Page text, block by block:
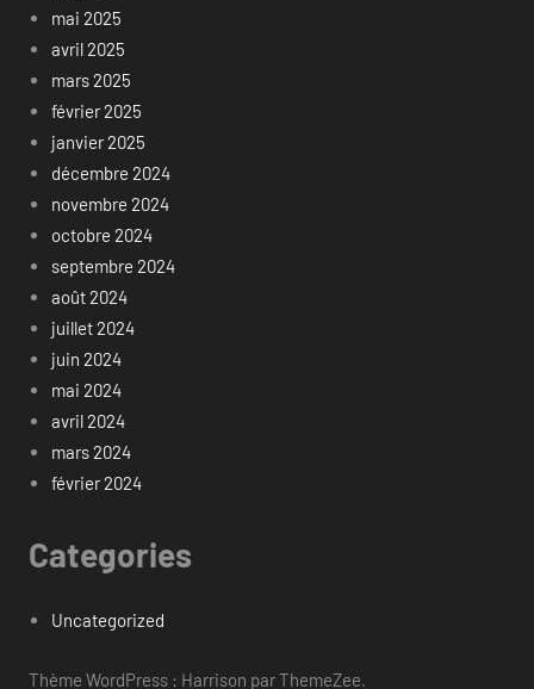
mai 2025
avril 2025
mars 2025
février 2025
janvier 2025
décembre 2024
novembre 2024
octobre 2024
septembre 2024
août 2024
juillet 2024
juin 2024
mai 2024
avril 2024
mars 2024
février 2024
Categories
Uncategorized
Thème WordPress : Harrison par ThemeZee.